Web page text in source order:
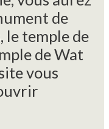
de
le temple de
de Wat
vous